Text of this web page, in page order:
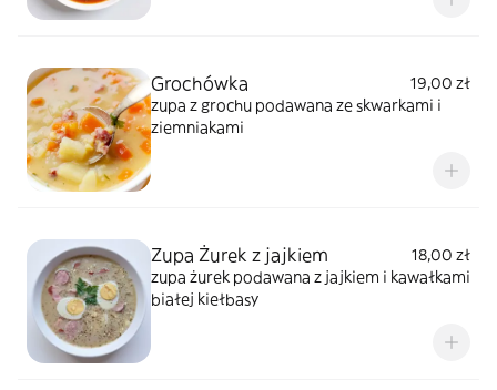
Grochówka
19,00 zł
zupa z grochu podawana ze skwarkami i
ziemniakami
Zupa Żurek z jajkiem
18,00 zł
zupa żurek podawana z jajkiem i kawałkami
białej kiełbasy